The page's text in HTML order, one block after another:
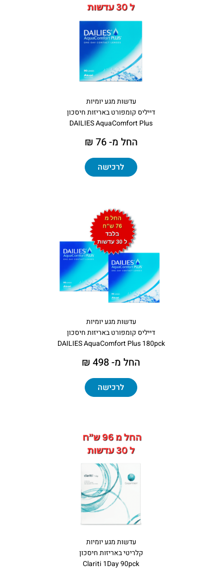
עדשות מגע יומיות
דייליס קומפורט באריזות חיסכון
DAILIES AquaComfort Plus
החל מ- 76 ₪
לרכישה
עדשות מגע יומיות
דייליס קומפורט באריזות חיסכון
DAILIES AquaComfort Plus 180pck
החל מ- 498 ₪
לרכישה
עדשות מגע יומיות
קלריטי באריזות חיסכון
Clariti 1Day 90pck